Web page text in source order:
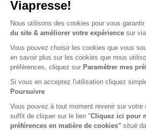
Je choisis une durée
Abonnement 1 an
10 n° • Papier
24€
Tarif France métropolitaine
Renouvellement à date d’anniversaire